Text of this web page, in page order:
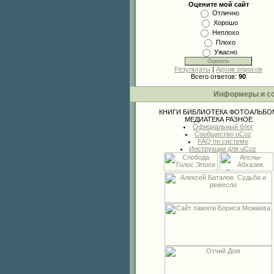
Оцените мой сайт
Отлично
Хорошо
Неплохо
Плохо
Ужасно
Результаты | Архив опросов
Всего ответов: 90
Информеры и
КНИГИ БИБЛИОТЕКА
МЕДИАТЕКА РАЗНОЕ
Официальный блог
Сообщество uCoz
FAQ по системе
Инструкции для uCoz